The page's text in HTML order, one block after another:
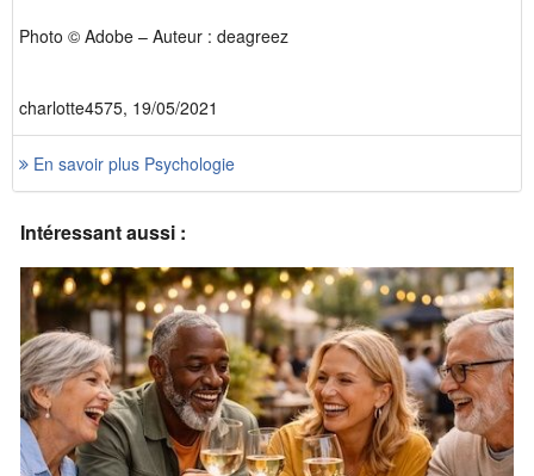
Photo © Adobe – Auteur : deagreez
charlotte4575, 19/05/2021
En savoir plus Psychologie
Intéressant aussi :